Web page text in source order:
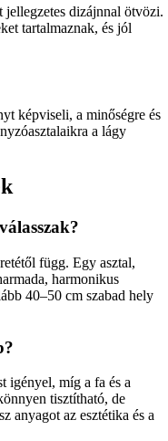
dizájnnal ötvözi.
tartalmaznak, és jól
képviseli, a minőségre és
a lágy
függ. Egy asztal,
harmonikus
40–50 cm szabad hely
igényel, míg a fa és a
tisztítható, de
anyagot az esztétika és a